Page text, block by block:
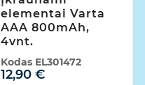
elementai Varta
AAA 800mAh,
4vnt.
12,90 €
Kodas EL301472